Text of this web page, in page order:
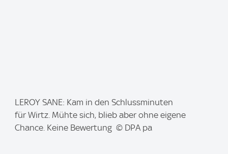
m
LEROY SANE: Kam in den Schlussminuten
für Wirtz. Mühte sich, blieb aber ohne eigene
Chance. Keine Bewertung © DPA pa